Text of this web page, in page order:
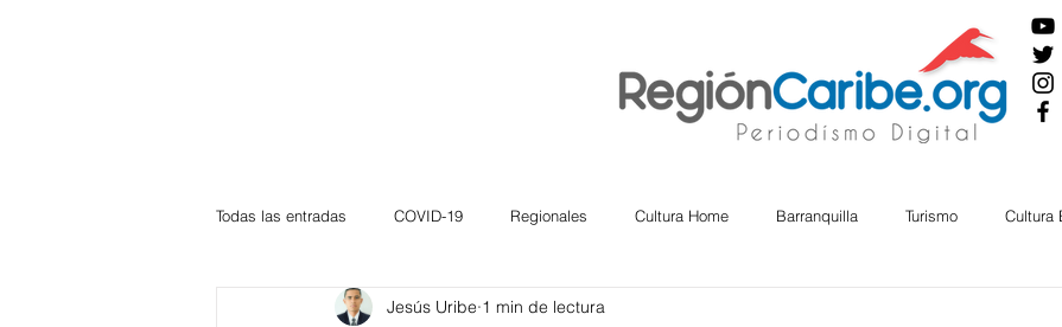
Todas las entradas COVID-19 Regionales Cultura Home Barranquilla Turismo Cultura
Atlántico La Guajira Cesar
Jesús Uribe 1 min de lectura